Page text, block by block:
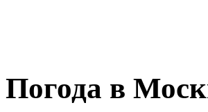
Погода в